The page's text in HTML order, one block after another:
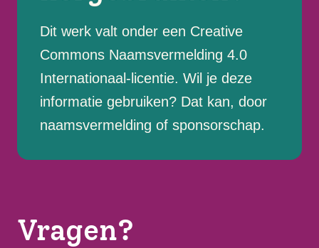
Dit werk valt onder een Creative
Commons Naamsvermelding 4.0
Internationaal-licentie. Wil je deze
informatie gebruiken? Dat kan, door
naamsvermelding of sponsorschap.
Vragen?